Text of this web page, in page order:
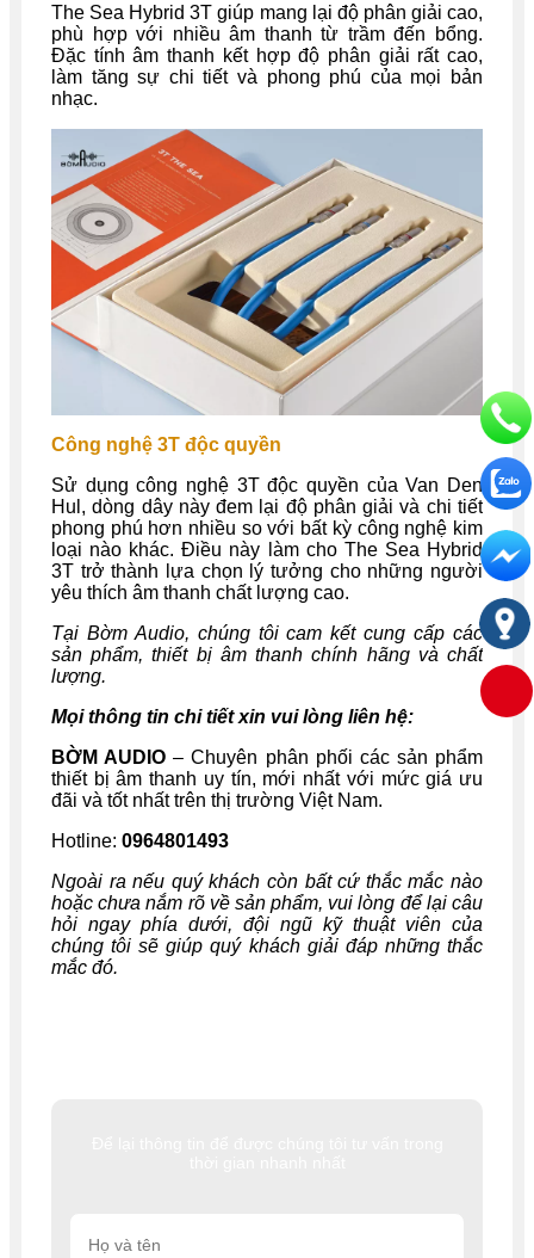
The Sea Hybrid 3T giúp mang lại độ phân giải cao,
phù hợp với nhiều âm thanh từ trầm đến bổng.
Đặc tính âm thanh kết hợp độ phân giải rất cao,
làm tăng sự chi tiết và phong phú của mọi bản
nhạc.
Công nghệ 3T độc quyền
Sử dụng công nghệ 3T độc quyền của Van Den
Hul, dòng dây này đem lại độ phân giải và chi tiết
phong phú hơn nhiều so với bất kỳ công nghệ kim
loại nào khác. Điều này làm cho The Sea Hybrid
3T trở thành lựa chọn lý tưởng cho những người
yêu thích âm thanh chất lượng cao.
Tại Bờm Audio, chúng tôi cam kết cung cấp các
sản phẩm, thiết bị âm thanh chính hãng và chất
lượng.
Mọi thông tin chi tiết xin vui lòng liên hệ:
BỜM AUDIO – Chuyên phân phối các sản phẩm
thiết bị âm thanh uy tín, mới nhất với mức giá ưu
đãi và tốt nhất trên thị trường Việt Nam.
Hotline: 0964801493
Ngoài ra nếu quý khách còn bất cứ thắc mắc nào
hoặc chưa nắm rõ về sản phẩm, vui lòng để lại câu
hỏi ngay phía dưới, đội ngũ kỹ thuật viên của
chúng tôi sẽ giúp quý khách giải đáp những thắc
mắc đó.